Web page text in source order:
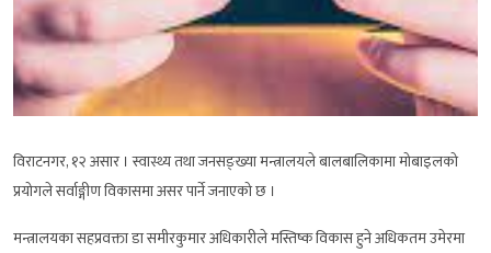
विराटनगर, १२ असार । स्वास्थ्य तथा जनसङ्ख्या मन्त्रालयले बालबालिकामा मोबाइलको
प्रयोगले सर्वाङ्गीण विकासमा असर पार्ने जनाएको छ ।
मन्त्रालयका सहप्रवक्ता डा समीरकुमार अधिकारीले मस्तिष्क विकास हुने अधिकतम उमेरमा